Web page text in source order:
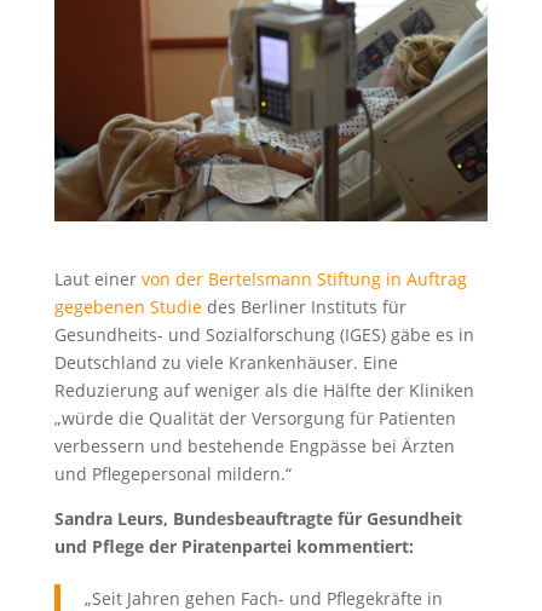
Laut einer von der Bertelsmann Stiftung in Auftrag
gegebenen Studiedes Berliner Instituts für
Gesundheits- und Sozialforschung (IGES) gäbe es in
Deutschland zu viele Krankenhäuser. Eine
Reduzierung auf weniger als die Hälfte der Kliniken
„würde die Qualität der Versorgung für Patienten
verbessern und bestehende Engpässe bei Ärzten
und Pflegepersonal mildern.“
Sandra Leurs, Bundesbeauftragte für Gesundheit
und Pflege der Piratenpartei kommentiert:
„Seit Jahren gehen Fach- und Pflegekräfte in